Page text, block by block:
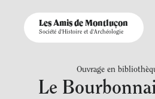
Les Amis de Montluçon
Société d'Histoire et d'Archéologie
Ouvrage en
Le